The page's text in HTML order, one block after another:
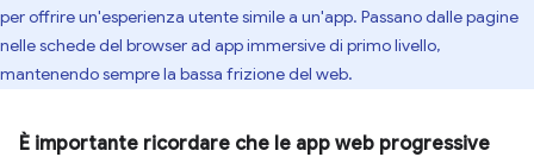
per offrire un'esperienza utente simile a un'app. Passano dalle pagine
nelle schede del browser ad app immersive di primo livello,
mantenendo sempre la bassa frizione del web.
È importante ricordare che le app web progressive